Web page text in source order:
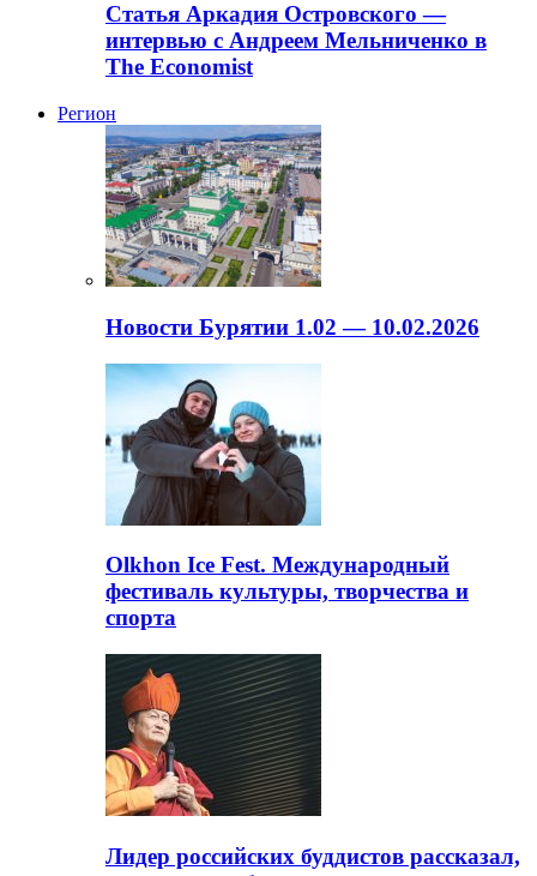
Статья Аркадия Островского —
интервью с Андреем Мельниченко в
The Economist
Регион
Новости Бурятии 1.02 — 10.02.2026
Olkhon Ice Fest. Международный
фестиваль культуры, творчества и
спорта
Лидер российских буддистов рассказал,